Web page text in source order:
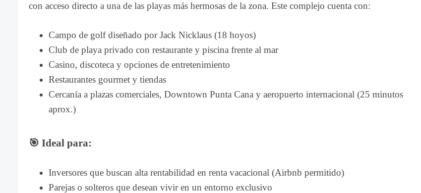
con acceso directo a una de las playas más hermosas de la zona. Este complejo cuenta con:
Campo de golf diseñado por Jack Nicklaus (18 hoyos)
Club de playa privado con restaurante y piscina frente al mar
Casino, discoteca y opciones de entretenimiento
Restaurantes gourmet y tiendas
Cercanía a plazas comerciales, Downtown Punta Cana y aeropuerto internacional (25 minutos
aprox.)
🎯 Ideal para:
Inversores que buscan alta rentabilidad en renta vacacional (Airbnb permitido)
Parejas o solteros que desean vivir en un entorno exclusivo